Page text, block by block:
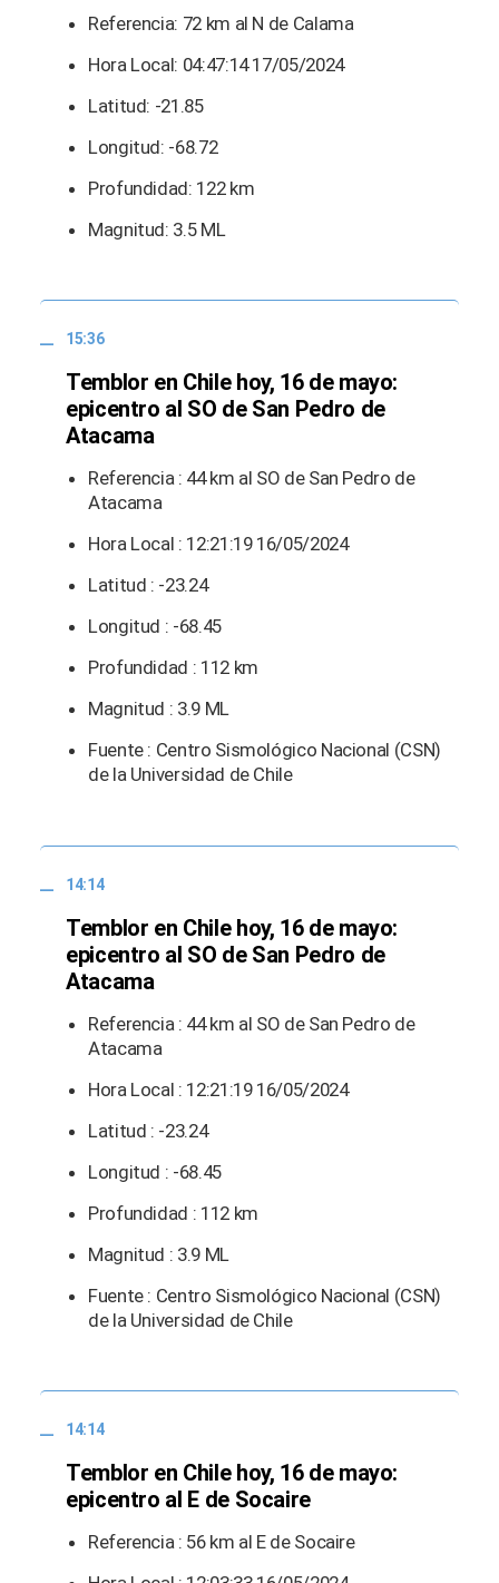
Referencia: 72 km al N de Calama
Hora Local: 04:47:14 17/05/2024
Latitud: -21.85
Longitud: -68.72
Profundidad: 122 km
Magnitud: 3.5 ML
15:36
Temblor en Chile hoy, 16 de mayo:
epicentro al SO de San Pedro de
Atacama
Referencia : 44 km al SO de San Pedro de
Atacama
Hora Local : 12:21:19 16/05/2024
Latitud : -23.24
Longitud : -68.45
Profundidad : 112 km
Magnitud : 3.9 ML
Fuente : Centro Sismológico Nacional (CSN)
de la Universidad de Chile
14:14
Temblor en Chile hoy, 16 de mayo:
epicentro al SO de San Pedro de
Atacama
Referencia : 44 km al SO de San Pedro de
Atacama
Hora Local : 12:21:19 16/05/2024
Latitud : -23.24
Longitud : -68.45
Profundidad : 112 km
Magnitud : 3.9 ML
Fuente : Centro Sismológico Nacional (CSN)
de la Universidad de Chile
14:14
Temblor en Chile hoy, 16 de mayo:
epicentro al E de Socaire
Referencia : 56 km al E de Socaire